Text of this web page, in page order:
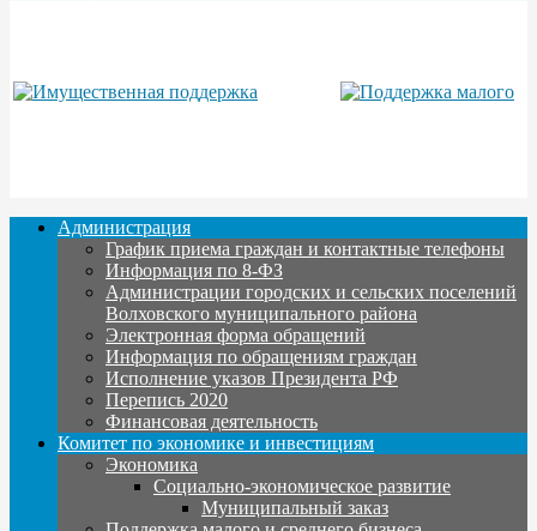
Администрация
График приема граждан и контактные телефоны
Информация по 8-ФЗ
Администрации городских и сельских поселений
Волховского муниципального района
Электронная форма обращений
Информация по обращениям граждан
Исполнение указов Президента РФ
Перепись 2020
Финансовая деятельность
Комитет по экономике и инвестициям
Экономика
Социально-экономическое развитие
Муниципальный заказ